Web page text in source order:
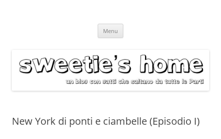
Menu
New York di ponti e ciambelle (Episodio I)